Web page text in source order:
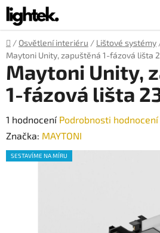
Přejít
na
obsah
Domů
/ Osvětlení interiéru / Lištové systémy
Maytoni Unity, zapuštěná 1-fázová lišta
Maytoni Unity,
1-fázová lišta
Průměrné
hodnocení
produktu
1 hodnocení Podrobnosti hodnocení
Značka: MAYTONI
SESTAVÍME NA MÍRU